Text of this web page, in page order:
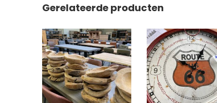
Gerelateerde producten